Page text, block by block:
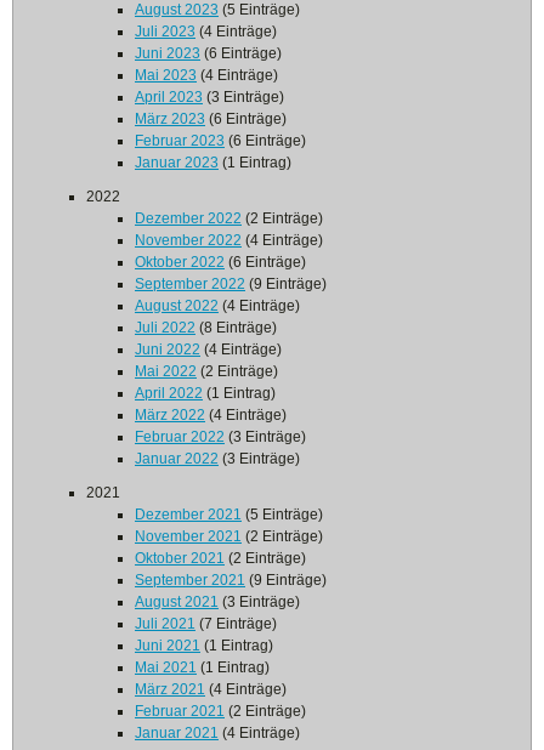
August 2023 (5 Einträge)
Juli 2023 (4 Einträge)
Juni 2023 (6 Einträge)
Mai 2023 (4 Einträge)
April 2023 (3 Einträge)
März 2023 (6 Einträge)
Februar 2023 (6 Einträge)
Januar 2023 (1 Eintrag)
2022
Dezember 2022 (2 Einträge)
November 2022 (4 Einträge)
Oktober 2022 (6 Einträge)
September 2022 (9 Einträge)
August 2022 (4 Einträge)
Juli 2022 (8 Einträge)
Juni 2022 (4 Einträge)
Mai 2022 (2 Einträge)
April 2022 (1 Eintrag)
März 2022 (4 Einträge)
Februar 2022 (3 Einträge)
Januar 2022 (3 Einträge)
2021
Dezember 2021 (5 Einträge)
November 2021 (2 Einträge)
Oktober 2021 (2 Einträge)
September 2021 (9 Einträge)
August 2021 (3 Einträge)
Juli 2021 (7 Einträge)
Juni 2021 (1 Eintrag)
Mai 2021 (1 Eintrag)
März 2021 (4 Einträge)
Februar 2021 (2 Einträge)
Januar 2021 (4 Einträge)